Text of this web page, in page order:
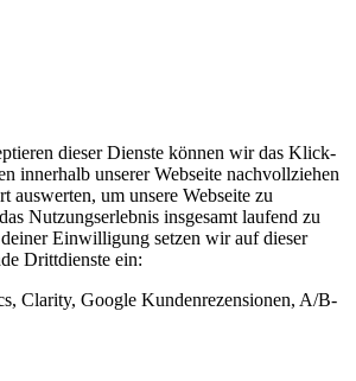
dieser Dienste können wir das Klick-
innerhalb unserer Webseite nachvollziehen
auswerten, um unsere Webseite zu
Nutzungserlebnis insgesamt laufend zu
Einwilligung setzen wir auf dieser
Drittdienste ein:
Clarity, Google Kundenrezensionen, A/B-